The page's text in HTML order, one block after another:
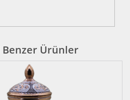
Benzer Ürünler